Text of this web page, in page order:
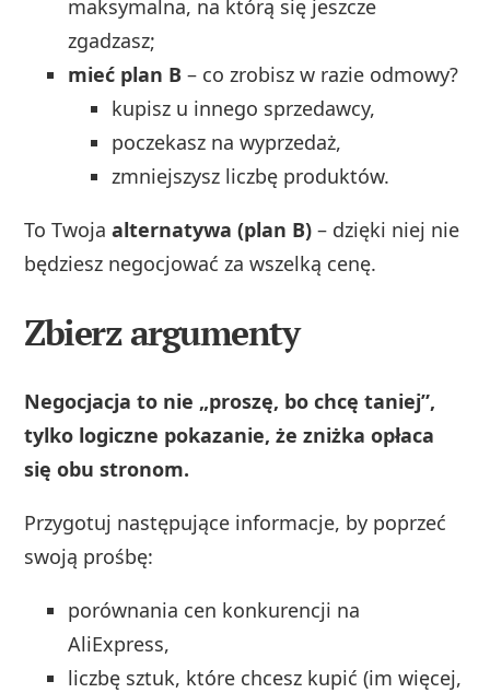
maksymalna, na którą się jeszcze
zgadzasz;
mieć plan B – co zrobisz w razie odmowy?
kupisz u innego sprzedawcy,
poczekasz na wyprzedaż,
zmniejszysz liczbę produktów.
To Twojaalternatywa (plan B) – dzięki niej nie
będziesz negocjować za wszelką cenę.
Zbierz argumenty
Negocjacja to nie „proszę, bo chcę taniej”,
tylko logiczne pokazanie, że zniżka opłaca
się obu stronom.
Przygotuj następujące informacje, by poprzeć
swoją prośbę:
porównania cen konkurencji na
AliExpress,
liczbę sztuk, które chcesz kupić (im więcej,